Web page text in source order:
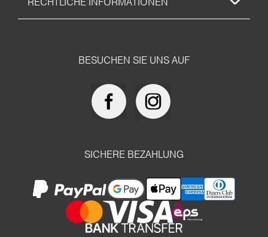
BESUCHEN SIE UNS AUF
SICHERE BEZAHLUNG